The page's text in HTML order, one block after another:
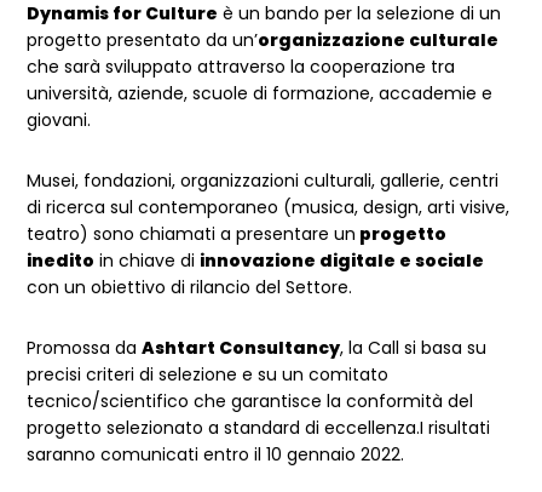
Dynamis for Culture è un bando per la selezione di un
progetto presentato da un’organizzazione culturale
che sarà sviluppato attraverso la cooperazione tra
università, aziende, scuole di formazione, accademie e
giovani.
Musei, fondazioni, organizzazioni culturali, gallerie, centri
di ricerca sul contemporaneo (musica, design, arti visive,
teatro) sono chiamati a presentare un progetto
inedito in chiave di innovazione digitale e sociale
con un obiettivo di rilancio del Settore.
Promossa daAshtart Consultancy, la Call si basa su
precisi criteri di selezione e su un comitato
tecnico/scientifico che garantisce la conformità del
progetto selezionato a standard di eccellenza.I risultati
saranno comunicati entro il 10 gennaio 2022.